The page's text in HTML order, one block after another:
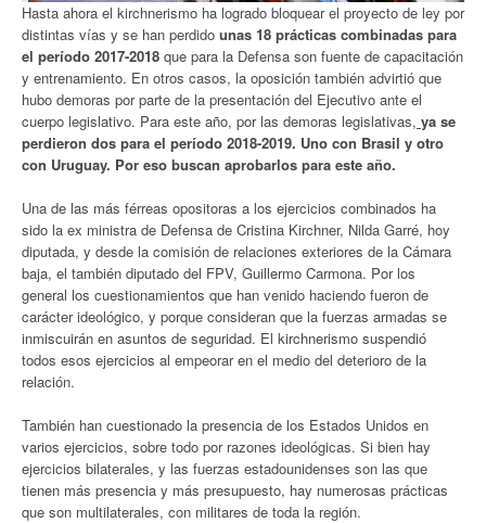
Hasta ahora el kirchnerismo ha logrado bloquear el proyecto de ley por
distintas vías y se han perdido unas 18 prácticas combinadas para
el período 2017-2018 que para la Defensa son fuente de capacitación
y entrenamiento. En otros casos, la oposición también advirtió que
hubo demoras por parte de la presentación del Ejecutivo ante el
cuerpo legislativo. Para este año, por las demoras legislativas, ya se
perdieron dos para el período 2018-2019. Uno con Brasil y otro
con Uruguay. Por eso buscan aprobarlos para este año.
Una de las más férreas opositoras a los ejercicios combinados ha
sido la ex ministra de Defensa de Cristina Kirchner, Nilda Garré, hoy
diputada, y desde la comisión de relaciones exteriores de la Cámara
baja, el también diputado del FPV, Guillermo Carmona. Por los
general los cuestionamientos que han venido haciendo fueron de
carácter ideológico, y porque consideran que la fuerzas armadas se
inmiscuirán en asuntos de seguridad. El kirchnerismo suspendió
todos esos ejercicios al empeorar en el medio del deterioro de la
relación.
También han cuestionado la presencia de los Estados Unidos en
varios ejercicios, sobre todo por razones ideológicas. Si bien hay
ejercicios bilaterales, y las fuerzas estadounidenses son las que
tienen más presencia y más presupuesto, hay numerosas prácticas
que son multilaterales, con militares de toda la región.